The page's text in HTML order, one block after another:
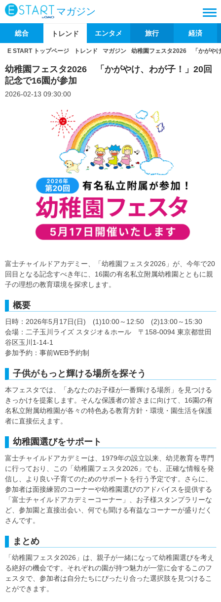
マガジン
総合 トレンド エンタメ 旅行 経済
E START トップページ トレンド マガジン 幼稚園フェスタ2026 「かがや
幼稚園フェスタ2026 「かがやけ、わが子！」20回
記念で16園が参加
2026-02-13 09:30:00
富士チャイルドアカデミー、「幼稚園フェスタ2026」が、今年で20
回目となる記念すべき年に、16園の有名私立附属幼稚園とともに親
子の理想の教育環境を探求します。
概要
日時：2026年5月17日(日) (1)10:00～12:50 (2)13:00～15:30
会場：二子玉川ライズ スタジオ＆ホール 〒158-0094 東京都世田
谷区玉川1-14-1
参加予約：事前WEB予約制
子供がもっと輝ける場所を探そう
本フェスタでは、「あなたのお子様が一番輝ける場所」を見つける
きっかけを提案します。そんな保護者の皆さまに向けて、16園の有
名私立附属幼稚園が各々の特色ある教育方針・環境・園生活を保護
者に直接伝えます。
幼稚園選びをサポート
富士チャイルドアカデミーは、1979年の設立以来、幼児教育を専門
に行っており、この「幼稚園フェスタ2026」でも、正確な情報を発
信し、より良い子育てのためのサポートを行う予定です。さらに、
参加者は面接練習のコーナーや幼稚園選びのアドバイスを提供する
「富士チャイルドアカデミーコーナー」、お子様スタンプラリーな
ど、参加園と直接出会い、何でも聞ける有益なコーナーが盛りだく
さんです。
まとめ
「幼稚園フェスタ2026」は、親子が一緒になって幼稚園選びを考え
る絶好の機会です。それぞれの園が持つ魅力が一堂に会するこのフ
ェスタで、参加者は自分たちにぴったり合った選択肢を見つけるこ
とができます。